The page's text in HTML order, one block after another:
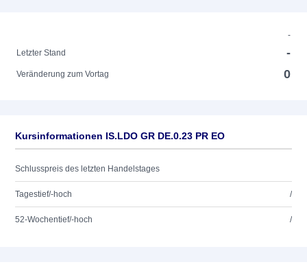
-
Letzter Stand
-
Veränderung zum Vortag 0
Kursinformationen IS.LDO GR DE.0.23 PR EO
Schlusspreis des letzten Handelstages
Tagestief/-hoch /
52-Wochentief/-hoch /